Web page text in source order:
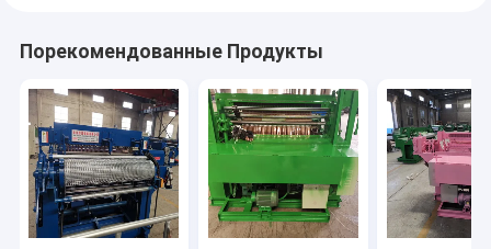
Порекомендованные Продукты